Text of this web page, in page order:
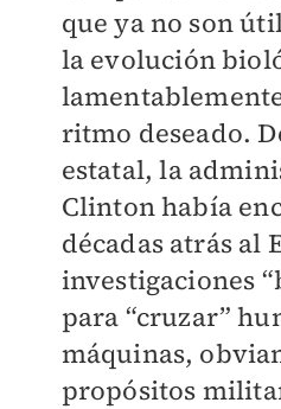
que ya no son
la evolución
ritmo deseado.
estatal, la
Clinton había
décadas atrás al
investigaciones
para “cruzar”
máquinas,
propósitos